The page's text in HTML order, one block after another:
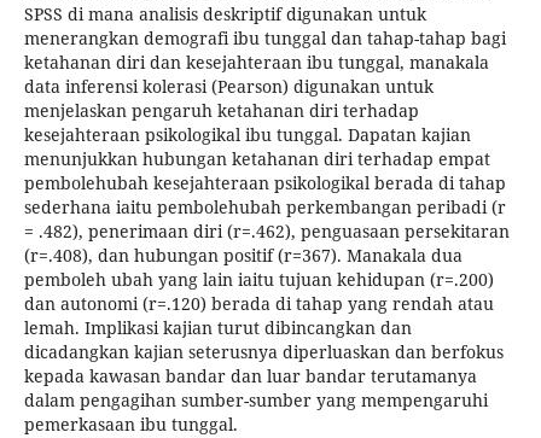
SPSS di mana analisis deskriptif digunakan untuk
menerangkan demografi ibu tunggal dan tahap-tahap bagi
ketahanan diri dan kesejahteraan ibu tunggal, manakala
data inferensi kolerasi (Pearson) digunakan untuk
menjelaskan pengaruh ketahanan diri terhadap
kesejahteraan psikologikal ibu tunggal. Dapatan kajian
menunjukkan hubungan ketahanan diri terhadap empat
pembolehubah kesejahteraan psikologikal berada di tahap
sederhana iaitu pembolehubah perkembangan peribadi (r
= .482), penerimaan diri (r=.462), penguasaan persekitaran
(r=.408), dan hubungan positif (r=367). Manakala dua
pemboleh ubah yang lain iaitu tujuan kehidupan (r=.200)
dan autonomi (r=.120) berada di tahap yang rendah atau
lemah. Implikasi kajian turut dibincangkan dan
dicadangkan kajian seterusnya diperluaskan dan berfokus
kepada kawasan bandar dan luar bandar terutamanya
dalam pengagihan sumber-sumber yang mempengaruhi
pemerkasaan ibu tunggal.